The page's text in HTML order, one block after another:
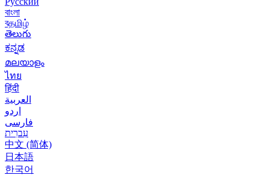
বাংলা
বதமிழ்
తెలుగు
ಕನ್ನಡ
മലയാളം
ไทย
हिंदी
العربية
اردو
فارسی
עִברִית
中文 (简体)
日本語
한국어